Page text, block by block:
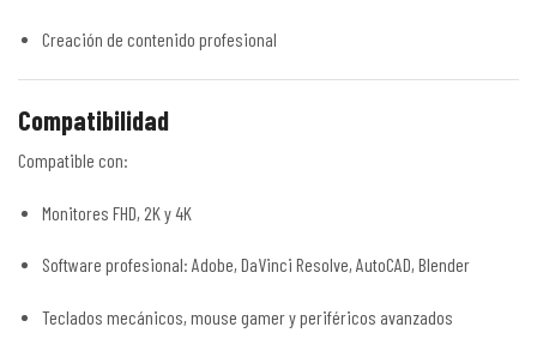
Creación de contenido profesional
Compatibilidad
Compatible con:
Monitores FHD, 2K y 4K
Software profesional: Adobe, DaVinci Resolve, AutoCAD, Blender
Teclados mecánicos, mouse gamer y periféricos avanzados